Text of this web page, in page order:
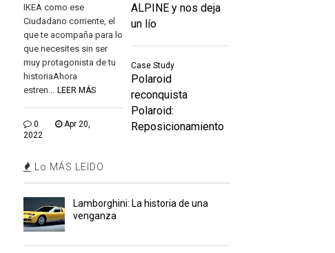
IKEA como ese
Ciudadano corriente, el
que te acompaña para lo
que necesites sin ser
muy protagonista de tu
historiaAhora
estren...
LEER MÁS
0
Apr 20,
2022
ALPINE y nos deja
un lío
Case Study
Polaroid
reconquista
Polaroid:
Reposicionamiento
Lo MÁS LEIDO
Lamborghini: La historia de una
venganza